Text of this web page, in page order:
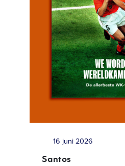
16 juni 2026
Santos